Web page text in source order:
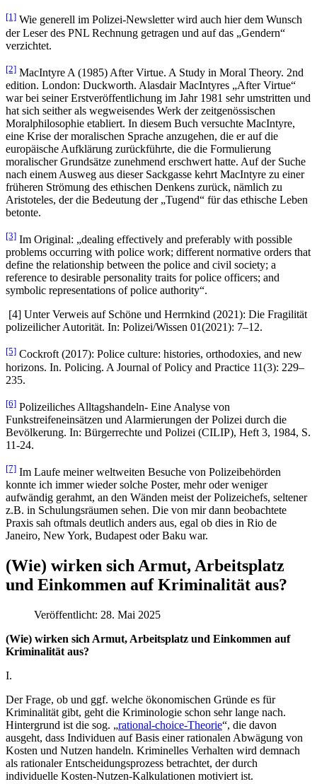
[1] Wie generell im Polizei-Newsletter wird auch hier dem Wunsch
der Leser des PNL Rechnung getragen und auf das „Gendern“
verzichtet.
[2] MacIntyre A (1985) After Virtue. A Study in Moral Theory. 2nd
edition. London: Duckworth. Alasdair MacIntyres „After Virtue“
war bei seiner Erstveröffentlichung im Jahr 1981 sehr umstritten und
hat sich seither als wegweisendes Werk der zeitgenössischen
Moralphilosophie etabliert. In diesem Buch versuchte MacIntyre,
eine Krise der moralischen Sprache anzugehen, die er auf die
europäische Aufklärung zurückführte, die die Formulierung
moralischer Grundsätze zunehmend erschwert hatte. Auf der Suche
nach einem Ausweg aus dieser Sackgasse kehrt MacIntyre zu einer
früheren Strömung des ethischen Denkens zurück, nämlich zu
Aristoteles, der die Bedeutung der „Tugend“ für das ethische Leben
betonte.
[3] Im Original: „dealing effectively and preferably with possible
problems occurring with police work; different normative orders that
define the relationship between the police and civil society; a
reference to desirable personality traits for police officers; and
symbolic representations of police authority“.
[4] Unter Verweis auf Schöne und Herrnkind (2021): Die Fragilität
polizeilicher Autorität. In: Polizei/Wissen 01(2021): 7–12.
[5] Cockroft (2017): Police culture: histories, orthodoxies, and new
horizons. In. Policing. A Journal of Policy and Practice 11(3): 229–
235.
[6] Polizeiliches Alltagshandeln- Eine Analyse von
Funkstreifeneinsätzen und Alarmierungen der Polizei durch die
Bevölkerung. In: Bürgerrechte und Polizei (CILIP), Heft 3, 1984, S.
11-24.
[7] Im Laufe meiner weltweiten Besuche von Polizeibehörden
konnte ich immer wieder solche Poster, mehr oder weniger
aufwändig gerahmt, an den Wänden meist der Polizeichefs, seltener
z.B. in Schulungsräumen sehen. Die von mir dann beobachtete
Praxis sah oftmals deutlich anders aus, egal ob dies in Rio de
Janeiro, New York, Budapest oder Baku war.
(Wie) wirken sich Armut, Arbeitsplatz
und Einkommen auf Kriminalität aus?
Veröffentlicht: 28. Mai 2025
(Wie) wirken sich Armut, Arbeitsplatz und Einkommen auf
Kriminalität aus?
I.
Der Frage, ob und ggf. welche ökonomischen Gründe es für
Kriminalität gibt, geht die Kriminologie schon sehr lange nach.
Hintergrund ist die sog. „rational-choice-Theorie“, die davon
ausgeht, dass Individuen auf Basis einer rationalen Abwägung von
Kosten und Nutzen handeln. Kriminelles Verhalten wird demnach
als rationaler Entscheidungsprozess betrachtet, der durch
individuelle Kosten-Nutzen-Kalkulationen motiviert ist.